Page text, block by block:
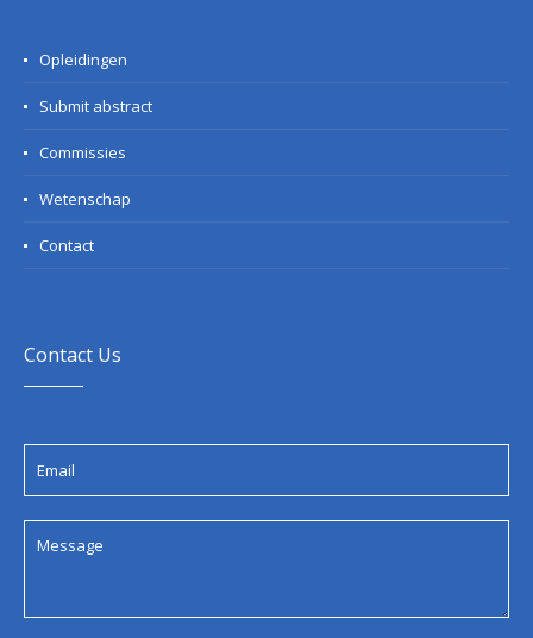
Opleidingen
Submit abstract
Commissies
Wetenschap
Contact
Contact Us